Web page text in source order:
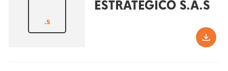
.s
ESTRATEGICO S.A.S